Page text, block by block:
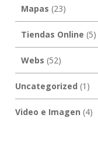
Mapas (23)
Tiendas Online (5)
Webs (52)
Uncategorized (1)
Video e Imagen (4)